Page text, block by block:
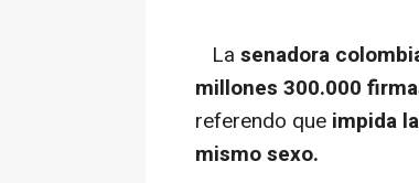
La senadora
millones 300.000
referendo que impida
mismo sexo.